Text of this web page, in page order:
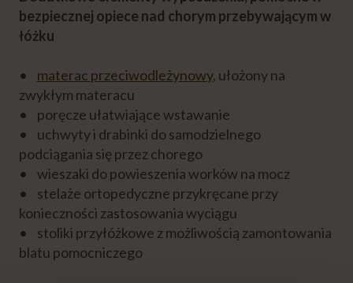
bezpiecznej opiece nad chorym przebywającym w
łóżku
• materac przeciwodleżynowy, ułożony na
zwykłym materacu
• poręcze ułatwiające wstawanie
• uchwyty i drabinki do samodzielnego
podciągania się przez chorego
• wieszaki do powieszenia worków na mocz
• stelaże ortopedyczne przykręcane przy
konieczności zastosowania wyciągu
• stoliki przyłóżkowe z możliwością zamontowania
blatu pomocniczego